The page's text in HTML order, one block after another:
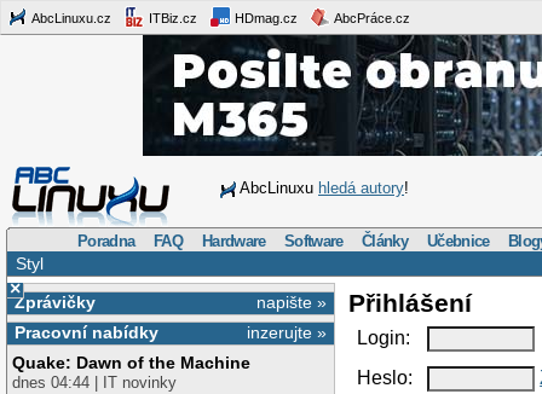
AbcLinuxu.cz ITBiz.cz HDmag.cz AbcPráce.cz
AbcLinuxu hledá autory!
Poradna FAQ Hardware Software Články Učebnice
Styl
×
napište »
Zprávičky
inzerujte »
Pracovní nabídky
Quake: Dawn of the Machine
dnes 04:44 | IT novinky
Přihlášení
Login:
Heslo: